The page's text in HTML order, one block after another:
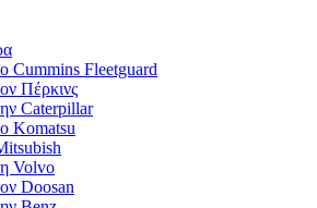
Cummins Fleetguard
Πέρκινς
Caterpillar
Komatsu
Volvo
Doosan